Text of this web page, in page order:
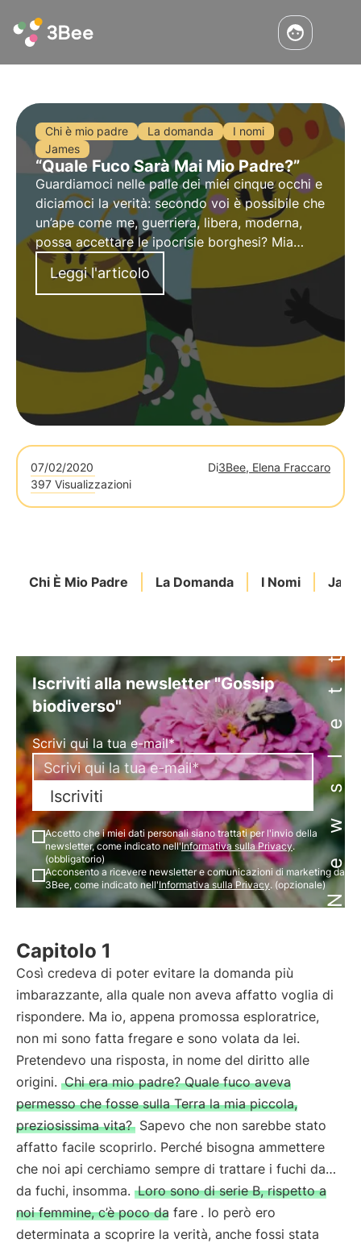
Chi è mio padre La domanda
I nomi
James
“Quale Fuco Sarà Mai Mio Padre?”
Guardiamoci nelle palle dei miei cinque occhi e
diciamoci la verità: secondo voi è possibile che
un’ape come me, guerriera, libera, moderna,
possa accettare le ipocrisie borghesi? Mia
madre, l’ape regina, mi ha allevata così: «Mai
domande sulle 3 esse: soldi, sesso, salute. Non
è chic!». Comodo, eh?
Leggi l'articolo
07/02/2020 Di3Bee, Elena Fraccaro
397 Visualizzazioni
Chi È Mio Padre La Domanda I Nomi Newsletter
Iscriviti alla newsletter "Gossip
biodiverso"
Scrivi qui la tua e-mail*
Iscriviti
Accetto che i miei dati personali siano trattati per l'invio della
newsletter, come indicato nell'Informativa sulla Privacy.
(obbligatorio)
Acconsento a ricevere newsletter e comunicazioni di marketing da
3Bee, come indicato nell'Informativa sulla Privacy. (opzionale)
Capitolo 1
Così credeva di poter evitare la domanda più
imbarazzante, alla quale non aveva affatto voglia di
rispondere. Ma io, appena promossa esploratrice,
non mi sono fatta fregare e sono volata da lei.
Pretendevo una risposta, in nome del diritto alle
origini. Chi era mio padre? Quale fuco aveva
permesso che fosse sulla Terra la mia piccola,
preziosissima vita? Sapevo che non sarebbe stato
affatto facile scoprirlo. Perché bisogna ammettere
che noi api cerchiamo sempre di trattare i fuchi da…
da fuchi, insomma. Loro sono di serie B, rispetto a
noi femmine, c’è poco da fare . Io però ero
determinata a scoprire la verità, anche fossi stata